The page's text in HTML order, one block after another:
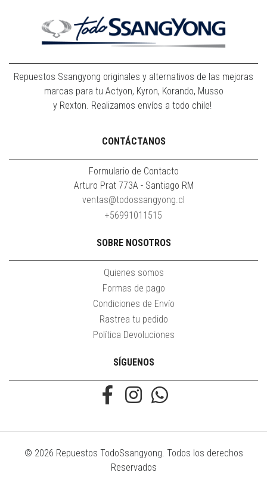
Repuestos Ssangyong originales y alternativos de las mejoras
marcas para tu Actyon, Kyron, Korando, Musso
y Rexton. Realizamos envíos a todo chile!
CONTÁCTANOS
Formulario de Contacto
Arturo Prat 773A - Santiago RM
ventas@todossangyong.cl
+56991011515
SOBRE NOSOTROS
Quienes somos
Formas de pago
Condiciones de Envío
Rastrea tu pedido
Política Devoluciones
SÍGUENOS
© 2026 Repuestos TodoSsangyong. Todos los derechos
Reservados